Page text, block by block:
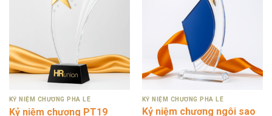
KỶ NIỆM CHƯƠNG PHA LÊ
Kỷ niệm chương PT19
KỶ NIỆM CHƯƠNG PHA LÊ
Kỷ niệm chương ngôi sao